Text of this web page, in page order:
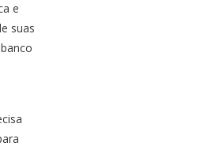
e
suas